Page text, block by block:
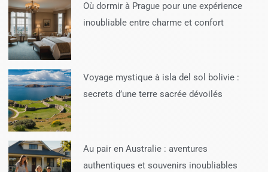
Où dormir à Prague pour une expérience
inoubliable entre charme et confort
Voyage mystique à isla del sol bolivie :
secrets d’une terre sacrée dévoilés
Au pair en Australie : aventures
authentiques et souvenirs inoubliables